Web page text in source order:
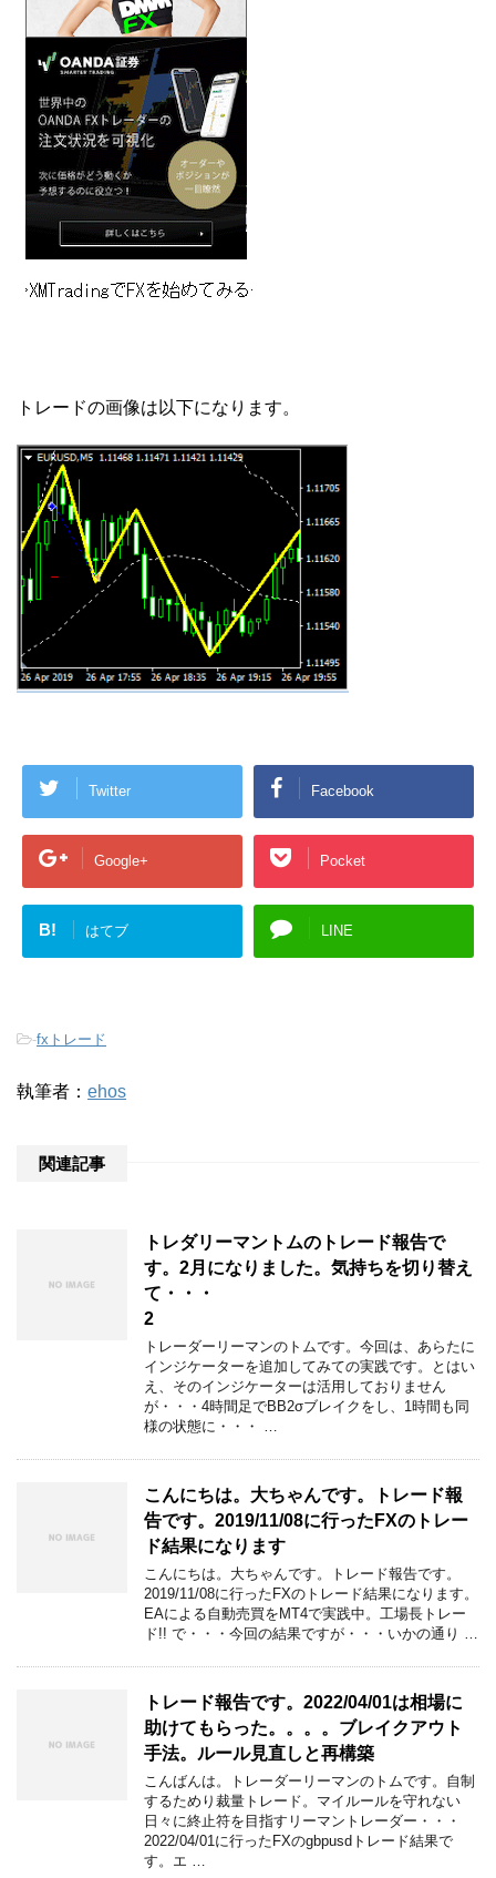
トレードの画像は以下になります。
Twitter Facebook
Google+ Pocket
B! はてブ LINE
-fxトレード
執筆者： ehos
関連記事
トレダリーマントムのトレード報告で
す。2月になりました。気持ちを切り替え
て・・・
2
トレーダーリーマンのトムです。今回は、あらたに
インジケーターを追加してみての実践です。とはい
え、そのインジケーターは活用しておりません
が・・・4時間足でBB2σブレイクをし、1時間も同
様の状態に・・・ …
こんにちは。大ちゃんです。トレード報
告です。2019/11/08に行ったFXのトレー
ド結果になります
こんにちは。大ちゃんです。トレード報告です。
2019/11/08に行ったFXのトレード結果になります。
EAによる自動売買をMT4で実践中。工場長トレー
ド!! で・・・今回の結果ですが・・・いかの通り …
トレード報告です。2022/04/01は相場に
助けてもらった。。。。ブレイクアウト
手法。ルール見直しと再構築
こんばんは。トレーダーリーマンのトムです。自制
するためり裁量トレード。マイルールを守れない
日々に終止符を目指すリーマントレーダー・・・
2022/04/01に行ったFXのgbpusdトレード結果で
す。エ …